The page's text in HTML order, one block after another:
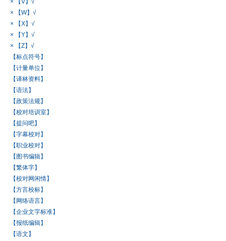
× 【V】√
× 【W】√
× 【X】√
× 【Y】√
× 【Z】√
【标点符号】
【计量单位】
【译林资料】
【语法】
【政策法规】
【校对培训室】
【提问吧】
【字幕校对】
【职业校对】
【图书编辑】
【繁体字】
【校对网闲情】
【方言校标】
【网络语言】
【企业文字标准】
【报纸编辑】
【语文】